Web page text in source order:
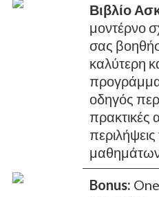
Βιβλίο
μοντέρνο
σας
καλύτερη
οδηγός
πρακτικές
Bonus: